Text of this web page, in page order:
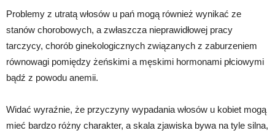
Problemy z utratą włosów u pań mogą również wynikać ze
stanów chorobowych, a zwłaszcza nieprawidłowej pracy
tarczycy, chorób ginekologicznych związanych z zaburzeniem
równowagi pomiędzy żeńskimi a męskimi hormonami płciowymi
bądź z powodu anemii.
Widać wyraźnie, że przyczyny wypadania włosów u kobiet mogą
mieć bardzo różny charakter, a skala zjawiska bywa na tyle silna,